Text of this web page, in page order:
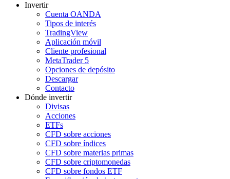
Invertir
Cuenta OANDA
Tipos de interés
TradingView
Aplicación móvil
Cliente profesional
MetaTrader 5
Opciones de depósito
Descargar
Contacto
Dónde invertir
Divisas
Acciones
ETFs
CFD sobre acciones
CFD sobre índices
CFD sobre materias primas
CFD sobre criptomonedas
CFD sobre fondos ETF